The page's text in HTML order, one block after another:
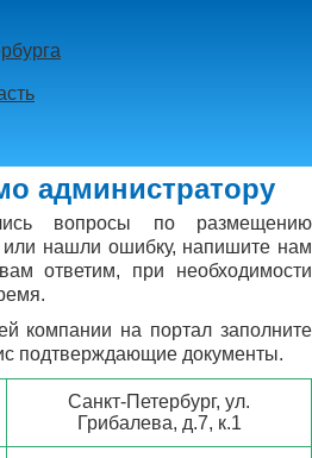
администратору
вопросы по размещению
или нашли ошибку, напишите нам
ответим, при необходимости
компании на портал заполните
подтверждающие документы.
Санкт-Петербург, ул.
Грибалева, д.7, к.1